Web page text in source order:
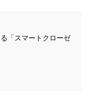
「スマートクローゼ